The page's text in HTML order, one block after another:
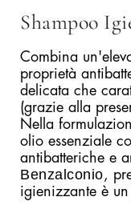
Shampoo
Combina
proprietà
delicata che
(grazie alla
Nella
olio essenziale
antibatteriche e
Benzalconio,
igienizzante è un